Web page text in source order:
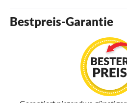
Bestpreis-Garantie